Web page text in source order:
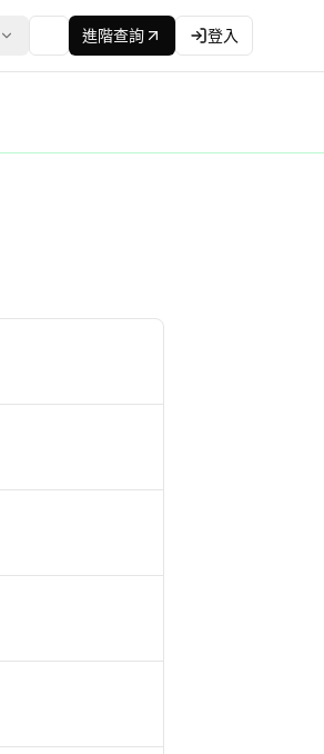
進階查詢 登入